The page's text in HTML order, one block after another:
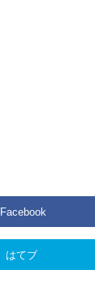
Facebook
はてブ